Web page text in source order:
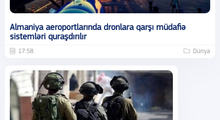
Almaniya aeroportlarında dronlara qarşı müdafiə
sistemləri quraşdırılır
17:58 Dünya